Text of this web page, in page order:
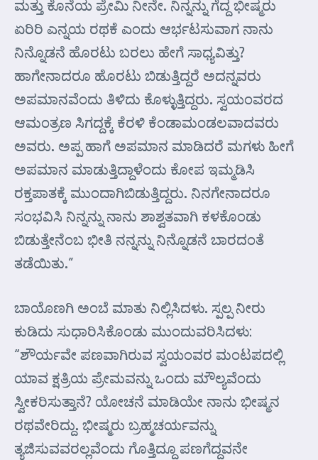
ಮತ್ತು ಕೊನೆಯ ಪ್ರೇಮಿ ನೀನೇ. ನಿನ್ನನ್ನು ಗೆದ್ದ ಭೀಷ್ಮರು
ಏರಿರಿ ಎನ್ನಯ ರಥಕೆ ಎಂದು ಆರ್ಭಟಸುವಾಗ ನಾನು
ನಿನ್ನೊಡನೆ ಹೊರಟು ಬರಲು ಹೇಗೆ ಸಾಧ್ಯವಿತ್ತು?
ಹಾಗೇನಾದರೂ ಹೊರಟು ಬಿಡುತ್ತಿದ್ದರೆ ಅದನ್ನವರು
ಅಪಮಾನವೆಂದು ತಿಳಿದು ಕೊಳ್ಳುತ್ತಿದ್ದರು. ಸ್ವಯಂವರದ
ಆಮಂತ್ರಣ ಸಿಗದ್ದಕ್ಕೆ ಕೆರಳಿ ಕೆಂಡಾಮಂಡಲವಾದವರು
ಅವರು. ಅಪ್ಪ ಹಾಗೆ ಅಪಮಾನ ಮಾಡಿದರೆ ಮಗಳು ಹೀಗೆ
ಅಪಮಾನ ಮಾಡುತ್ತಿದ್ದಾಳೆಂದು ಕೋಪ ಇಮ್ಮಡಿಸಿ
ರಕ್ತಪಾತಕ್ಕೆ ಮುಂದಾಗಿಬಿಡುತ್ತಿದ್ದರು. ನಿನಗೇನಾದರೂ
ಸಂಭವಿಸಿ ನಿನ್ನನ್ನು ನಾನು ಶಾಶ್ವತವಾಗಿ ಕಳಕೊಂಡು
ಬಿಡುತ್ತೇನೆಂಬ ಭೀತಿ ನನ್ನನ್ನು ನಿನ್ನೊಡನೆ ಬಾರದಂತೆ
ತಡೆಯಿತು.”
ಬಾಯೊಣಗಿ ಅಂಬೆ ಮಾತು ನಿಲ್ಲಿಸಿದಳು. ಸ್ಪಲ್ಪ ನೀರು
ಕುಡಿದು ಸುಧಾರಿಸಿಕೊಂಡು ಮುಂದುವರಿಸಿದಳು:
“ಶೌರ್ಯವೇ ಪಣವಾಗಿರುವ ಸ್ವಯಂವರ ಮಂಟಪದಲ್ಲಿ
ಯಾವ ಕ್ಷತ್ರಿಯ ಪ್ರೇಮವನ್ನು ಒಂದು ಮೌಲ್ಯವೆಂದು
ಸ್ವೀಕರಿಸುತ್ತಾನೆ? ಯೋಚನೆ ಮಾಡಿಯೇ ನಾನು ಭೀಷ್ಮನ
ರಥವೇರಿದ್ದು. ಭೀಷ್ಮರು ಬ್ರಹ್ಮಚರ್ಯವನ್ನು
ತ್ಯಜಿಸುವವರಲ್ಲವೆಂದು ಗೊತ್ತಿದ್ದೂ ಪಣಗೆದ್ದವನೇ